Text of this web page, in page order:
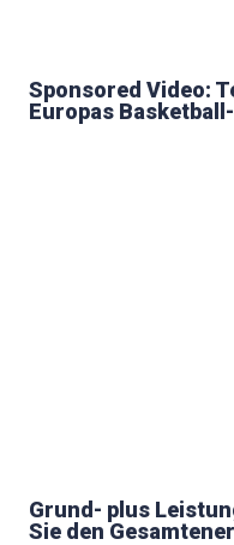
Sponsored Video:
Europas
Grund- plus
Sie den